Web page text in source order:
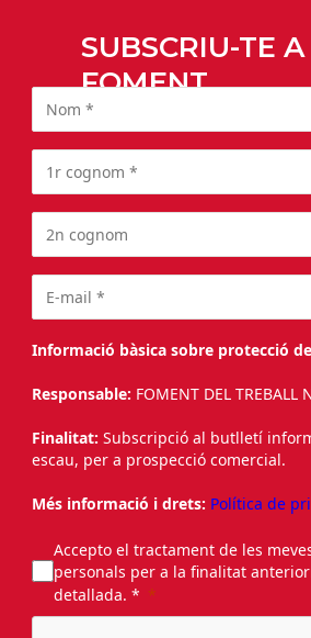
SUBSCRIU-TE A
FOMENT
Informació bàsica sobre protecció
Responsable: FOMENT DEL TREBALL
Finalitat: Subscripció al butlletí
escau, per a prospecció comercial.
Més informació i drets: Política de
Accepto el tractament de les
personals per a la finalitat
detallada. *